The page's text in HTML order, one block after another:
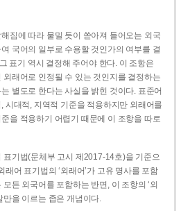
짐에 따라 물밀 듯이 쏟아져 들어오는 외국
국어의 일부로 수용할 것인가의 여부를 결
표기 역시 결정해 주어야 한다. 이 조항은
외래어로 인정될 수 있는 것인지를 결정하는
별도로 한다는 사실을 밝힌 것이다. 표준어
시대적, 지역적 기준을 적용하지만 외래어를
을 적용하기 어렵기 때문에 이 조항을 따로
표기법(문체부 고시 제2017-14호)을 기준으
래어 표기법의 ‘외래어’가 고유 명사를 포함
든 외국어를 포함하는 반면, 이 조항의 ‘외
만을 이르는 좁은 개념이다.